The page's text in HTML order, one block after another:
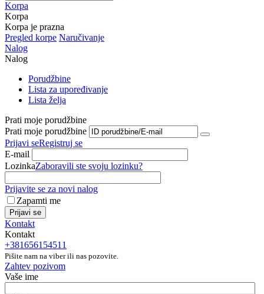
Korpa
Korpa
Korpa je prazna
Pregled korpe Naručivanje
Nalog
Nalog
Porudžbine
Lista za upoređivanje
Lista želja
Prati moje porudžbine
Prati moje porudžbine
Prijavi seRegistruj se
E-mail
LozinkaZaboravili ste svoju lozinku?
Prijavite se za novi nalog
Zapamti me
Prijavi se
Kontakt
Kontakt
+381656154511
Pišite nam na viber ili nas pozovite.
Zahtev pozivom
Vaše ime